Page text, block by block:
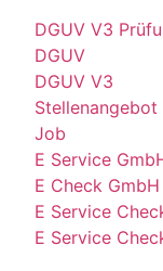
DGUV V3
DGUV
DGUV V3
Stellenangebot
Job
E Service
E Check GmbH
E Service
E Service